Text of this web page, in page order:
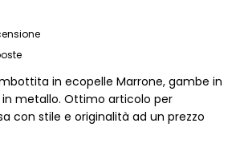
in ecopelle Marrone, gambe in
metallo. Ottimo articolo per
con stile e originalità ad un prezzo